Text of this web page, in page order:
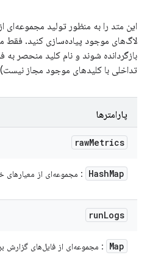
این متد را به منظور تولید مجموعه‌ای
لاگ‌های موجود پیاده‌سازی کنید. فقط
بازگردانده شوند و نام کلید منحصر
تداخلی با کلیدهای موجود مجاز
پارامترها
rawMetrics
HashMap : مجموعه‌ای از معیارهای
runLogs
Map : مجموعه‌ای از فایل‌های گزارش